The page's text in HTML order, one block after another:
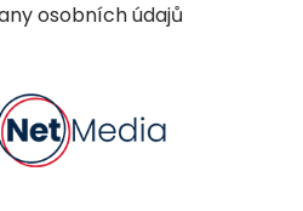
osobních údajů